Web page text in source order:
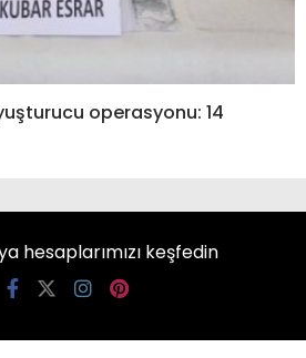
operasyonu: 14
hesaplarımızı keşfedin